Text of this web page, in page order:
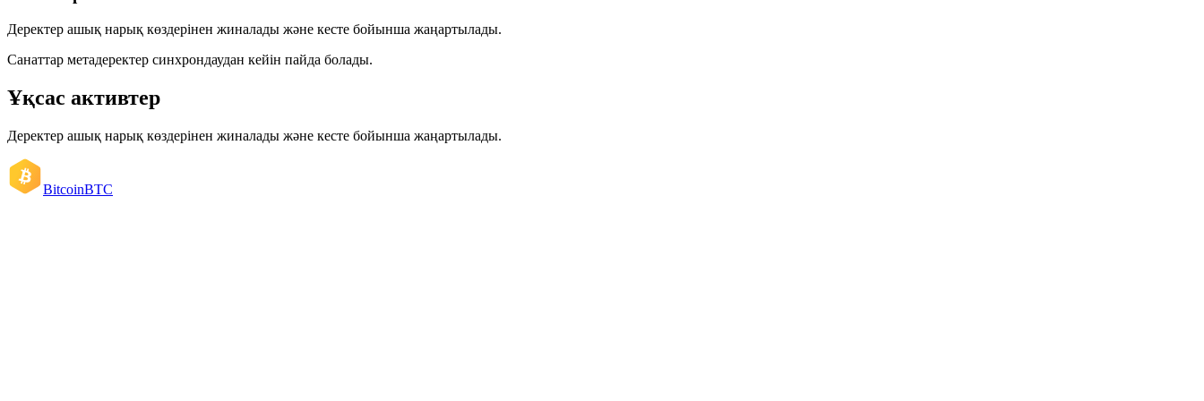
Деректер ашық нарық көздерінен жиналады және кесте бойынша жаңартылады.
Санаттар метадеректер синхрондаудан кейін пайда болады.
Ұқсас активтер
Деректер ашық нарық көздерінен жиналады және кесте бойынша жаңартылады.
BitcoinBTC